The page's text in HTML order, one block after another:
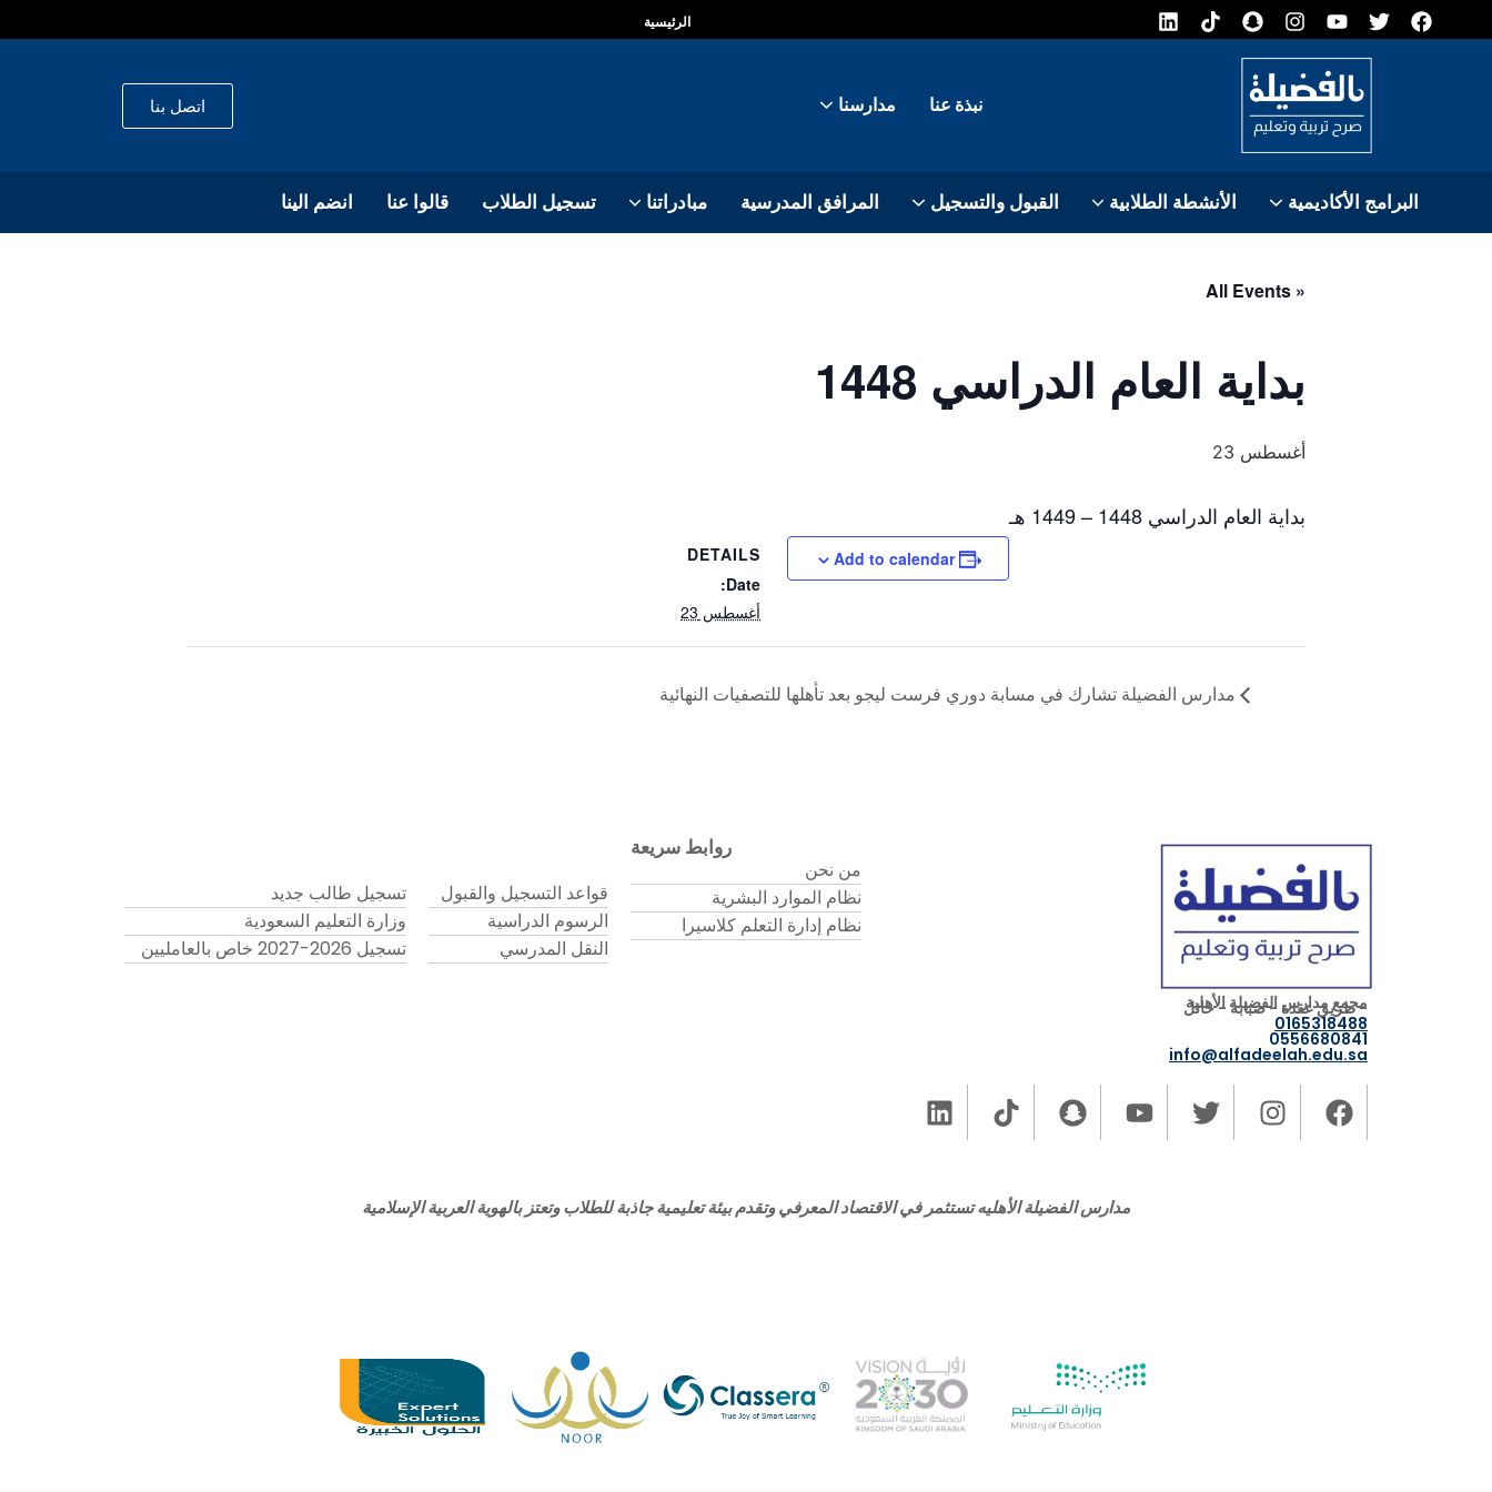
الرئيسية
نبذة عنا مدارسنا اتصل بنا
البرامج الأكاديمية الأنشطة الطلابية القبول والتسجيل المرافق المدرسية مبادراتنا تسجيل الطلاب قالوا عنا انضم الينا
« All Events
بداية العام الدراسي 1448
أغسطس 23
بداية العام الدراسي 1448 – 1449 هـ
Add to calendar
DETAILS
Date:
أغسطس 23
مدارس الفضيلة تشارك في مسابة دوري فرست ليجو بعد تأهلها للتصفيات النهائية
مجمع مدارس الفضيلة الأهلية
- طريق عقدة - صبابة - حائل
0165318488
0556680841
info@alfadeelah.edu.sa
روابط سريعة
من نحن
نظام الموارد البشرية
نظام إدارة التعلم كلاسيرا
قواعد التسجيل والقبول
الرسوم الدراسية
النقل المدرسي
تسجيل طالب جديد
وزارة التعليم السعودية
تسجيل 2026-2027 خاص بالعامليين
مدارس الفضيلة الأهليه تستثمر في الاقتصاد المعرفي وتقدم بيئة تعليمية جاذبة للطلاب وتعتز بالهوية العربية الإسلامية